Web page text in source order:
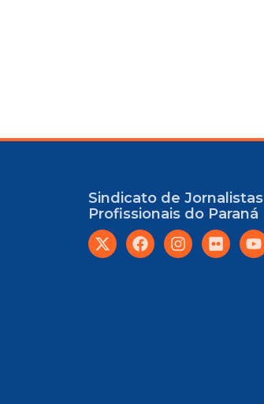
Sindicato de Jornalistas
Profissionais do Paraná